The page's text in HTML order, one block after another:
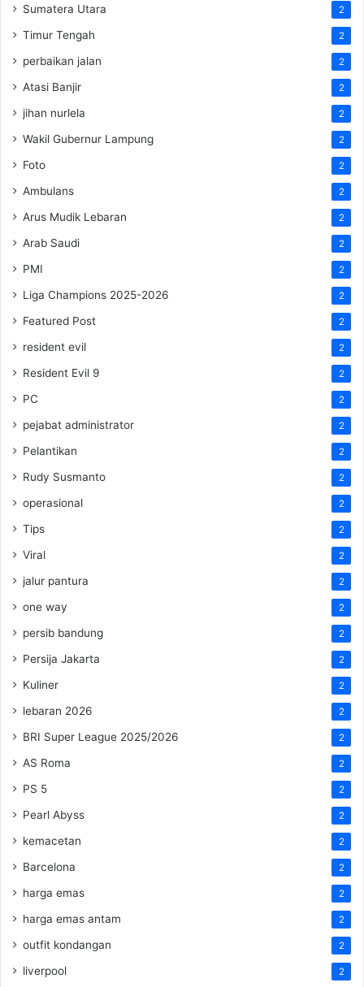
Sumatera Utara 2
Timur Tengah 2
perbaikan jalan 2
Atasi Banjir 2
jihan nurlela 2
Wakil Gubernur Lampung 2
Foto 2
Ambulans 2
Arus Mudik Lebaran 2
Arab Saudi 2
PMI 2
Liga Champions 2025-2026 2
Featured Post 2
resident evil 2
Resident Evil 9 2
PC 2
pejabat administrator 2
Pelantikan 2
Rudy Susmanto 2
operasional 2
Tips 2
Viral 2
jalur pantura 2
one way 2
persib bandung 2
Persija Jakarta 2
Kuliner 2
lebaran 2026 2
BRI Super League 2025/2026 2
AS Roma 2
PS 5 2
Pearl Abyss 2
kemacetan 2
Barcelona 2
harga emas 2
harga emas antam 2
outfit kondangan 2
liverpool 2